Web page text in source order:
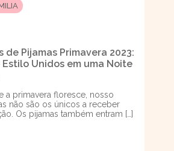
de Pijamas Primavera 2023:
Unidos em uma Noite
a primavera floresce, nosso
não são os únicos a receber
Os pijamas também entram […]